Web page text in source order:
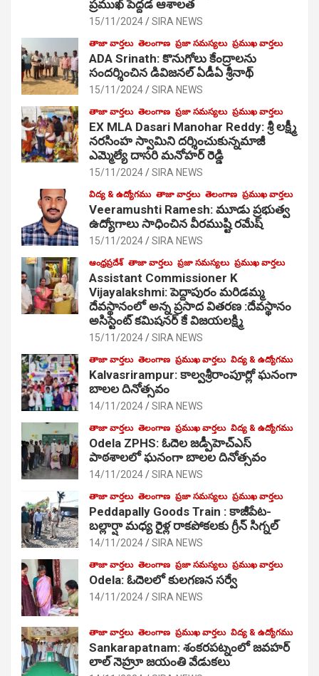
ప్రముఖ్ పెద్దడ ఆశాలత
15/11/2024 SIRA NEWS
తాజా వార్తలు తెలంగాణ ప్రజా సమస్యలు ప్రముఖ వార్తలు
ADA Srinath: కొనుగోలు కేంద్రాల‌ను
సంద‌ర్శించిన డివిజనల్ ఏడీఏ శ్రీనాథ్
15/11/2024 SIRA NEWS
తాజా వార్తలు తెలంగాణ ప్రజా సమస్యలు ప్రముఖ వార్తలు
EX MLA Dasari Manohar Reddy: శ్రీ లక్ష్మీ
నరసింహ స్వామిని దర్శించుకున్నమాజీ
ఎమ్మెల్యే దాసరి మనోహర్ రెడ్డి
15/11/2024 SIRA NEWS
విద్య & ఉద్యోగము తాజా వార్తలు తెలంగాణ ప్రముఖ వార్తలు
Veeramushti Ramesh: మూడు ప్రభుత్వ
ఉద్యోగాలు సాధించిన వీరముష్టి రమేష్
15/11/2024 SIRA NEWS
ఆంధ్రప్రదేశ్ తాజా వార్తలు ప్రజా సమస్యలు ప్రముఖ వార్తలు
Assistant Commissioner K
Vijayalakshmi: పెద్దాపురం మరిడమ్మ
దేవస్థానంలో అన్న ప్రసాద వితరణ :దేవస్థానం
అసిస్టెంట్ కమిషనర్ కే విజయలక్ష్మి
15/11/2024 SIRA NEWS
తాజా వార్తలు తెలంగాణ ప్రముఖ వార్తలు విద్య & ఉద్యోగము
Kalvasrirampur: కాల్వశ్రీరాంపూర్లో ఘనంగా
బాలల దినోత్సవం
14/11/2024 SIRA NEWS
తాజా వార్తలు తెలంగాణ ప్రముఖ వార్తలు విద్య & ఉద్యోగము
Odela ZPHS: ఓదెల జ‌డ్పీహెచ్ఎస్
పాఠ‌శాల‌లో ఘనంగా బాలల దినోత్సవం
14/11/2024 SIRA NEWS
తాజా వార్తలు తెలంగాణ ప్రజా సమస్యలు ప్రముఖ వార్తలు
Peddapally Goods Train : కాజీపేట-
బల్లార్షా మధ్య రైళ్ల రాకపోకలకు గ్రీన్ సిగ్నల్
14/11/2024 SIRA NEWS
తాజా వార్తలు తెలంగాణ ప్రజా సమస్యలు ప్రముఖ వార్తలు
Odela: ఓదెలలో కులగణన సర్వే
14/11/2024 SIRA NEWS
తాజా వార్తలు తెలంగాణ ప్రముఖ వార్తలు విద్య & ఉద్యోగము
Sankarapatnam: శంకరపట్నంలో జవహర్
లాల్ నెహ్రూ జయంతి వేడుకలు